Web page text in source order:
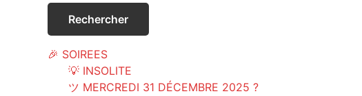
🎉 SOIREES
💡 INSOLITE
ツ MERCREDI 31 DÉCEMBRE 2025 ?